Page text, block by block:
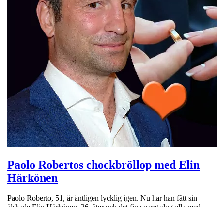
Paolo Robertos chockbröllop med Elin
Härkönen
Paolo Roberto, 51, är äntligen lycklig igen. Nu har han fått sin